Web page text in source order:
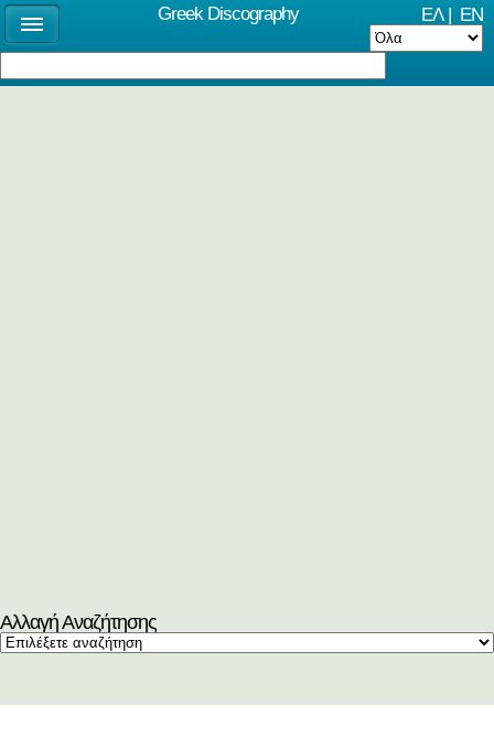
ΕΛ| EN
Αλλαγή Αναζήτησης
Greek Discography